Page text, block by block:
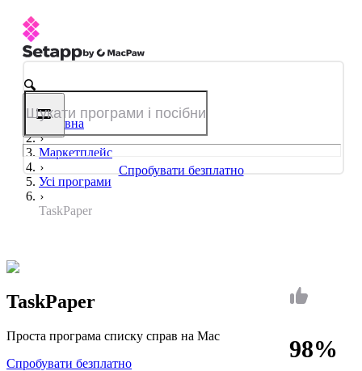
Спробувати безплатно
Головна
Маркетплейс
Усі програми
TaskPaper
98%
TaskPaper
Проста програма списку справ на Mac
Спробувати безплатно